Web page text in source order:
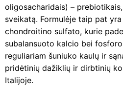
oligosacharidais) –
sveikatą. Formulėje taip pat
chondroitino sulfato, kurie
subalansuoto kalcio bei
reguliariam šuniuko kaulų ir
pridėtinių dažiklių ir dirbtinių
Italijoje.